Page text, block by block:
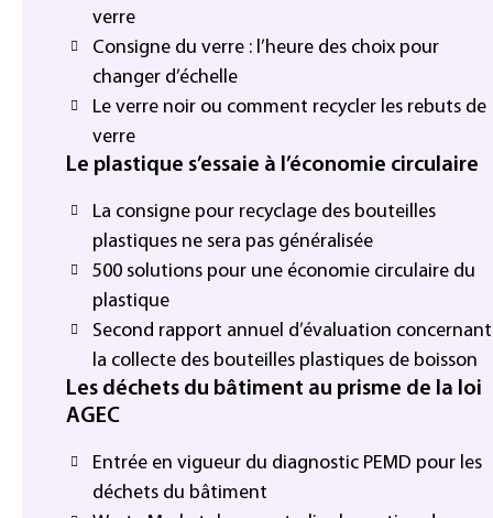
verre
Consigne du verre : l’heure des choix pour
changer d’échelle
Le verre noir ou comment recycler les rebuts de
verre
Le plastique s’essaie à l’économie circulaire
La consigne pour recyclage des bouteilles
plastiques ne sera pas généralisée
500 solutions pour une économie circulaire du
plastique
Second rapport annuel d’évaluation concernant
la collecte des bouteilles plastiques de boisson
Les déchets du bâtiment au prisme de la loi
AGEC
Entrée en vigueur du diagnostic PEMD pour les
déchets du bâtiment